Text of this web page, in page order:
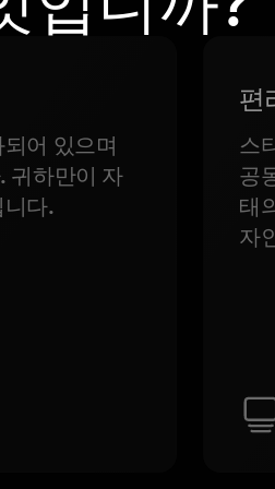
어 있으며
귀하만이 자
니다.
편
스
공
태
자